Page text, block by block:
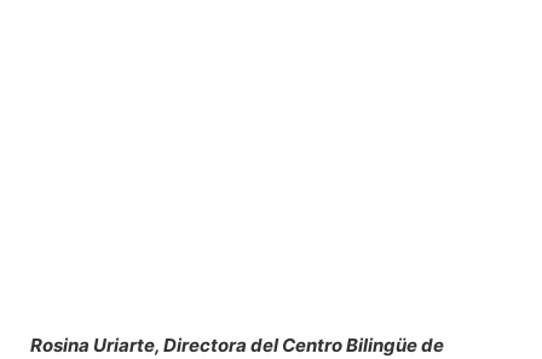
Rosina Uriarte, Directora del Centro Bilingüe de